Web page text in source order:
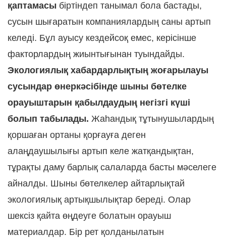
қаптамасы біртіндеп танымал бола бастады,
сусын шығаратын компаниялардың саны артып
келеді. Бұл ауысу кездейсоқ емес, керісінше
факторлардың жиынтығынан туындайды.
Экологиялық хабардарлықтың жоғарылауы
сусындар өнеркәсібінде шыны бөтелке
орауыштарын қабылдаудың негізгі күші
болып табылады. Жаһандық тұтынушылардың
қоршаған ортаны қорғауға деген
алаңдаушылығы артып келе жатқандықтан,
тұрақты даму барлық салаларда басты мәселеге
айналды. Шыны бөтелкелер айтарлықтай
экологиялық артықшылықтар береді. Олар
шексіз қайта өңдеуге болатын орауыш
материалдар. Бір рет қолданылатын